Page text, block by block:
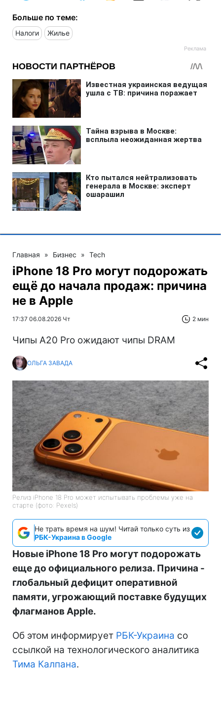
Больше по теме:
Налоги Жилье
Главная » Бизнес » Tech
iPhone 18 Pro могут подорожать
ещё до начала продаж: причина
не в Apple
17:37 06.08.2026 Чт 2 мин
Чипы A20 Pro ожидают чипы DRAM
ОЛЬГА ЗАВАДА
Релиз iPhone 18 Pro может испытывать проблемы уже на
старте (фото: Pexels)
Не трать время на шум! Читай только суть из
РБК-Украина в Google
Новые iPhone 18 Pro могут подорожать
еще до официального релиза. Причина -
глобальный дефицит оперативной
памяти, угрожающий поставке будущих
флагманов Apple.
Об этом информирует РБК-Украина со
ссылкой на технологического аналитика
Тима Калпана.